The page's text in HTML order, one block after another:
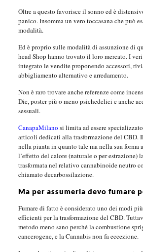
Oltre a questo favorisce il sonno ed è
panico. Insomma un vero toccasana che può
modalità.
Ed è proprio sulle modalità di assunzione di
head Shop hanno trovato il loro mercato. I
integrato le vendite proponendo accessori,
abbigliamento alternativo e arredamento.
Non è raro trovare anche referenze come
Die, poster più o meno psichedelici e anche
sessuali.
CanapaMilano si limita ad essere
articoli dedicati alla trasformazione del CBD.
nella pianta in quanto tale ma nella sua forma
l’effetto del calore (naturale o per estrazione)
trasformata nel relativo cannabinoide neutro
chiamato decarbossilazione.
Ma per assumerla devo fumare
Fumare di fatto è considerato uno dei modi
efficienti per la trasformazione del CBD.
metodo meno sano perché la combustione
cancerogene, e la Cannabis non fa eccezione.